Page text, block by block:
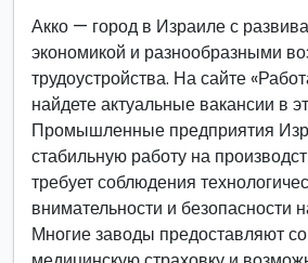
Акко — город в Израиле с
экономикой и разнообразными
трудоустройства. На сайте
найдете актуальные вакансии в
Промышленные предприятия
стабильную работу на
требует соблюдения
внимательности и безопасности
Многие заводы предоставляют